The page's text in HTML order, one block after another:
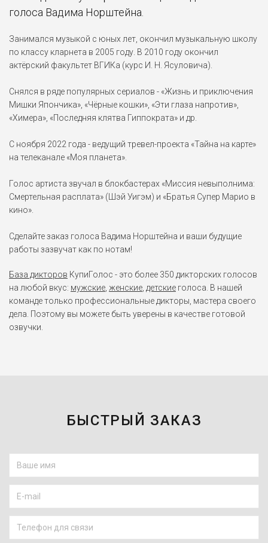
голоса Вадима Норштейна.
Занимался музыкой с юных лет, окончил музыкальную школу
по классу кларнета в 2005 году. В 2010 году окончил
актёрский факультет ВГИКа (курс И. Н. Ясуловича).
Снялся в ряде популярных сериалов - «Жизнь и приключения
Мишки Япончика», «Чёрные кошки», «Эти глаза напротив»,
«Химера», «Последняя клятва Гиппократа» и др.
С ноября 2022 года - ведущий тревел-проекта «Тайна на карте»
на телеканале «Моя планета».
Голос артиста звучал в блокбастерах «Миссия невыполнима:
Смертельная расплата» (Шэй Уигэм) и «Братья Супер Марио в
кино».
Сделайте заказ голоса Вадима Норштейна и ваши будущие
работы зазвучат как по нотам!
База дикторов КупиГолос - это более 350 дикторских голосов
на любой вкус: мужские женские детские голоса. В нашей
команде только профессиональные дикторы, мастера своего
дела. Поэтому вы можете быть уверены в качестве готовой
озвучки.
БЫСТРЫЙ ЗАКАЗ